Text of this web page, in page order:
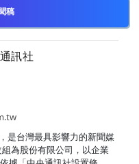
稿
訊社
是台灣最具影響力的新聞媒
為股份有限公司，以企業